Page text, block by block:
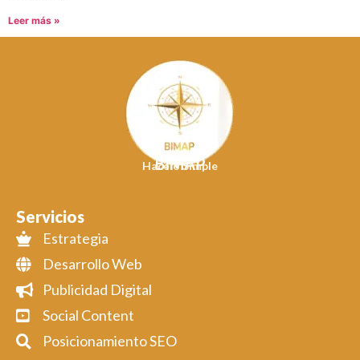
Leer más »
BIMAP
Hacelo Simple
Servicios
Estrategia
Desarrollo Web
Publicidad Digital
Social Content
Posicionamiento SEO